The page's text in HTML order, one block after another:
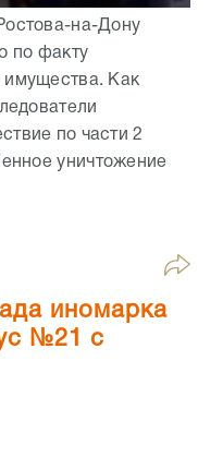
на-Дону
по факту
Как
по части 2
уничтожение
иномарка
№21 с